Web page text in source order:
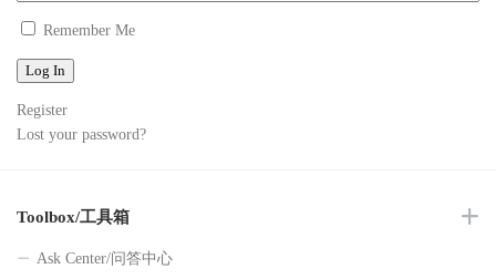
Remember Me
Log In
Register
Lost your password?
Toolbox/工具箱
Ask Center/问答中心